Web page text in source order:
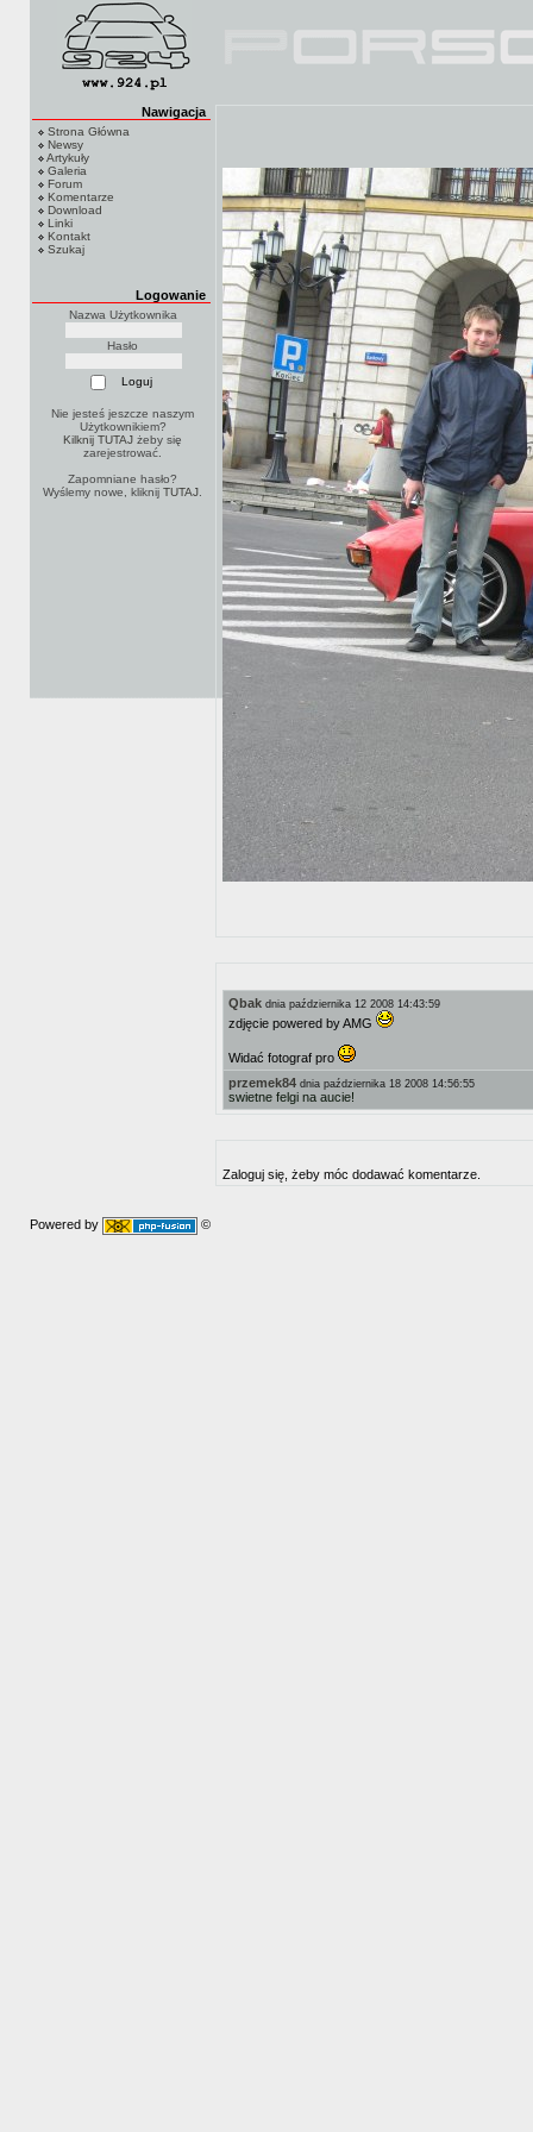
Nawigacja
Strona Główna
Newsy
Artykuły
Galeria
Forum
Komentarze
Download
Linki
Kontakt
Szukaj
Logowanie
Nazwa Użytkownika
Hasło
Nie jesteś jeszcze naszym
Użytkownikiem?
Kilknij TUTAJ żeby się
zarejestrować.
Zapomniane hasło?
Wyślemy nowe, kliknijTUTAJ
Qbak dnia października 12 2008 14:43:59
zdjęcie powered by AMG
Widać fotograf pro
przemek84 dnia października 18 2008 14:56:55
swietne felgi na aucie!
Zaloguj się, żeby móc dodawać komentarze.
Powered by ©